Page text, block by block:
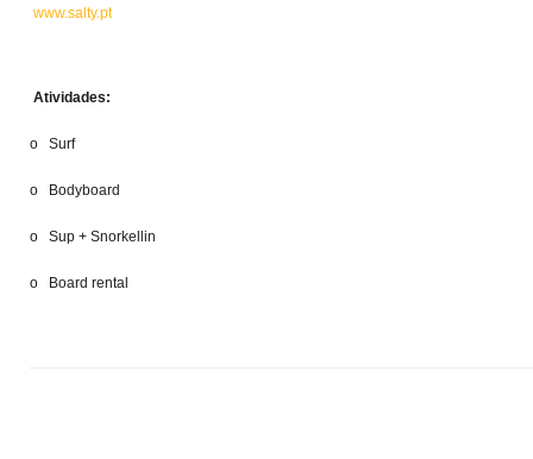
www.salty.pt
Atividades:
o Surf
o Bodyboard
o Sup + Snorkellin
o Board rental